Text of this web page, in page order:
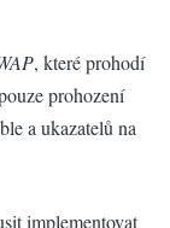
, které prohodí
prohození
a ukazatelů na
implementovat